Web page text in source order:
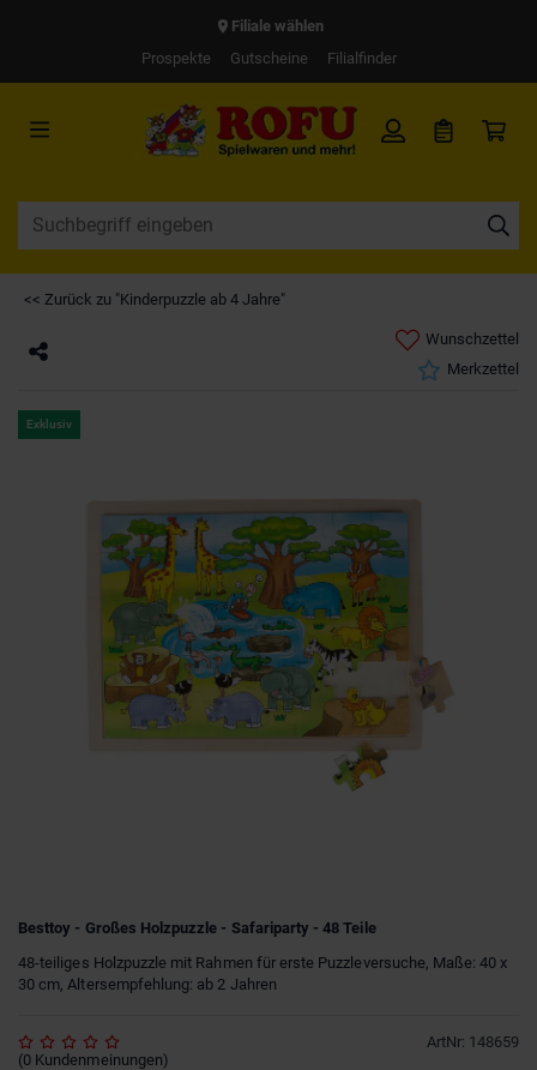
Filiale wählen
Prospekte
Gutscheine Filialfinder
<< Zurück zu "Kinderpuzzle ab 4 Jahre"
Wunschzettel
Merkzettel
Exklusiv
Besttoy - Großes Holzpuzzle - Safariparty - 48 Teile
48-teiliges Holzpuzzle mit Rahmen für erste Puzzleversuche, Maße: 40 x
30 cm, Altersempfehlung: ab 2 Jahren
ArtNr: 148659
(0 Kundenmeinungen)